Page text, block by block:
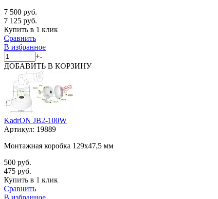
7 500 руб.
7 125 руб.
Купить в 1 клик
Сравнить
В избранное
+-
ДОБАВИТЬ В КОРЗИНУ
KadrON JB2-100W
Артикул: 19889
Монтажная коробка 129x47,5 мм
500 руб.
475 руб.
Купить в 1 клик
Сравнить
В избранное